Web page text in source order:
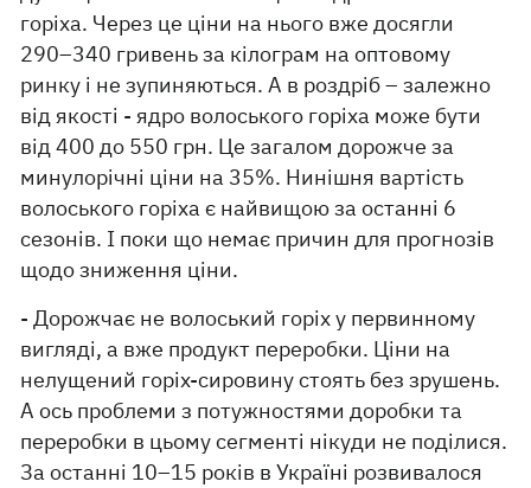
горіха. Через це ціни на нього вже досягли
290–340 гривень за кілограм на оптовому
ринку і не зупиняються. А в роздріб – залежно
від якості - ядро волоського горіха може бути
від 400 до 550 грн. Це загалом дорожче за
минулорічні ціни на 35%. Нинішня вартість
волоського горіха є найвищою за останні 6
сезонів. І поки що немає причин для прогнозів
щодо зниження ціни.
- Дорожчає не волоський горіх у первинному
вигляді, а вже продукт переробки. Ціни на
нелущений горіх-сировину стоять без зрушень.
А ось проблеми з потужностями доробки та
переробки в цьому сегменті нікуди не поділися.
За останні 10–15 років в Україні розвивалося